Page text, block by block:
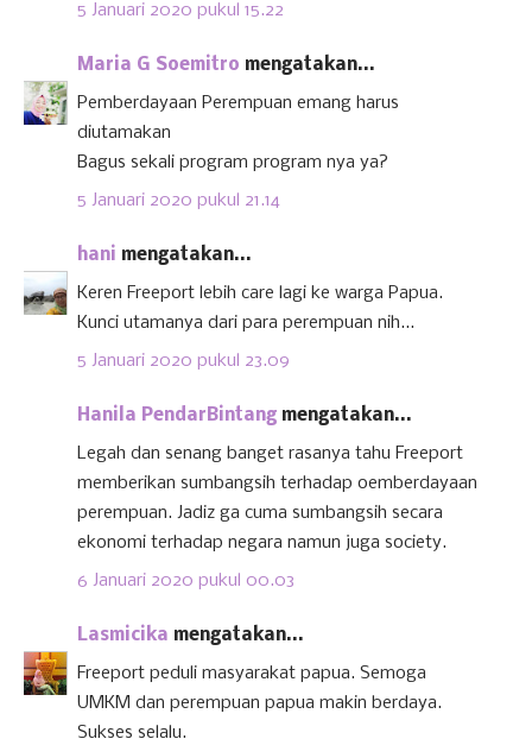
5 Januari 2020 pukul 15.22
Maria G Soemitro mengatakan...
Pemberdayaan Perempuan emang harus
diutamakan
Bagus sekali program program nya ya?
5 Januari 2020 pukul 21.14
hani mengatakan...
Keren Freeport lebih care lagi ke warga Papua.
Kunci utamanya dari para perempuan nih...
5 Januari 2020 pukul 23.09
Hanila PendarBintang mengatakan...
Legah dan senang banget rasanya tahu Freeport
memberikan sumbangsih terhadap oemberdayaan
perempuan. Jadiz ga cuma sumbangsih secara
ekonomi terhadap negara namun juga society.
6 Januari 2020 pukul 00.03
Lasmicika mengatakan...
Freeport peduli masyarakat papua. Semoga
UMKM dan perempuan papua makin berdaya.
Sukses selalu.